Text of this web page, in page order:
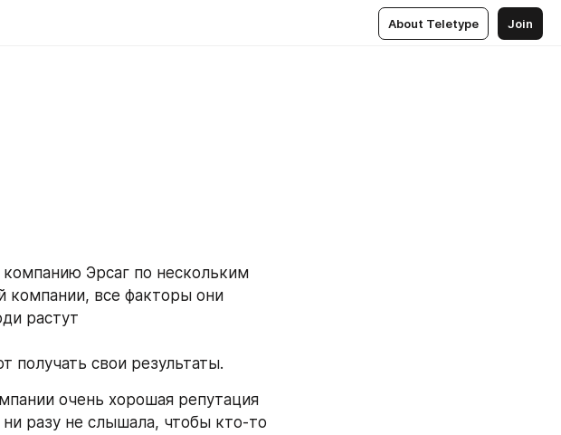
About Teletype Join
Эрсаг по нескольким
компании, все факторы они
растут
получать свои результаты.
очень хорошая репутация
разу не слышала, чтобы кто-то